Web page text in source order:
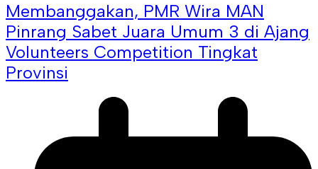
Membanggakan, PMR Wira MAN
Pinrang Sabet Juara Umum 3 di Ajang
Volunteers Competition Tingkat
Provinsi